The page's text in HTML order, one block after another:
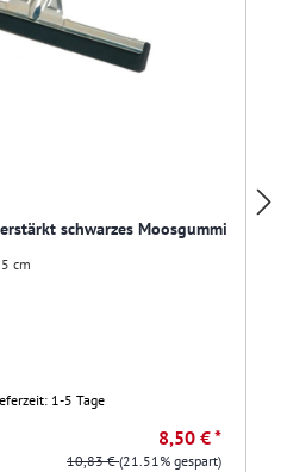
schwarzes Moosgummi
cm
1-5 Tage
8,50 € *
10,83 €(21.51% gespart)